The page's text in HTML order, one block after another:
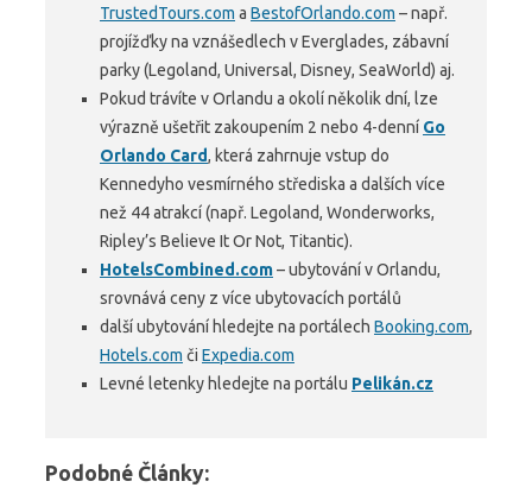
TrustedTours.com a BestofOrlando.com – např.
projížďky na vznášedlech v Everglades, zábavní
parky (Legoland, Universal, Disney, SeaWorld) aj.
Pokud trávíte v Orlandu a okolí několik dní, lze
výrazně ušetřit zakoupením 2 nebo 4-denní Go
Orlando Card, která zahrnuje vstup do
Kennedyho vesmírného střediska a dalších více
než 44 atrakcí (např. Legoland, Wonderworks,
Ripley’s Believe It Or Not, Titantic).
HotelsCombined.com– ubytování v Orlandu,
srovnává ceny z více ubytovacích portálů
další ubytování hledejte na portálech Booking.com,
Hotels.com či Expedia.com
Levné letenky hledejte na portálu Pelikán.cz
Podobné Články: